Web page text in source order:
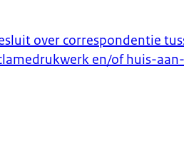
over correspondentie
en/of huis-